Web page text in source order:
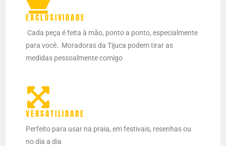
EXCLUSIVIDADE
Cada peça é feita à mão, ponto a ponto, especialmente
para você. Moradoras da Tijuca podem tirar as
medidas pessoalmente comigo
VERSATILIDADE
Perfeito para usar na praia, em festivais, resenhas ou
no dia a dia